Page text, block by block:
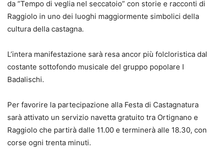
da “Tempo di veglia nel seccatoio” con storie e racconti di
Raggiolo in uno dei luoghi maggiormente simbolici della
cultura della castagna.
L’intera manifestazione sarà resa ancor più folcloristica dal
costante sottofondo musicale del gruppo popolare I
Badalischi.
Per favorire la partecipazione alla Festa di Castagnatura
sarà attivato un servizio navetta gratuito tra Ortignano e
Raggiolo che partirà dalle 11.00 e terminerà alle 18.30, con
corse ogni trenta minuti.